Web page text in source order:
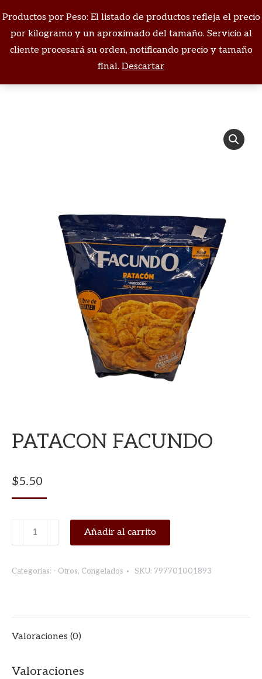
Productos por Peso: El listado de productos refleja el precio
por kilogramo y un aproximado del tamaño. Servicio al
cliente procesará su orden, notificando precio y tamaño
final. Descartar
Buscar:
Estás aquí:
PATACON FACUNDO
$5.50
PATACON
FACUNDO
Añadir al carrito
Categorías: - Otros, Congelados SKU: 797701001893
Valoraciones (0)
Valoraciones